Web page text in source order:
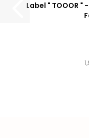
Label " TOOOR "